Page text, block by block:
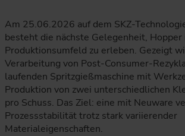
Am 25.06.2026 auf dem SKZ-
besteht die nächste Gelegenheit, Hopper
Produktionsumfeld zu erleben. Gezeigt
Verarbeitung von Post-Consumer-
laufenden Spritzgießmaschine mit
Produktion von zwei unterschiedlichen
pro Schuss. Das Ziel: eine mit Neuware
Prozessstabilität trotz stark variierender
Materialeigenschaften.